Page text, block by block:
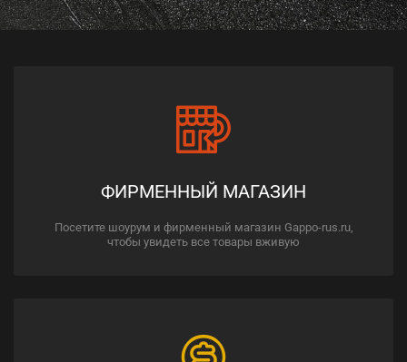
ФИРМЕННЫЙ МАГАЗИН
Посетите шоурум и фирменный магазин Gappo-rus.ru,
чтобы увидеть все товары вживую